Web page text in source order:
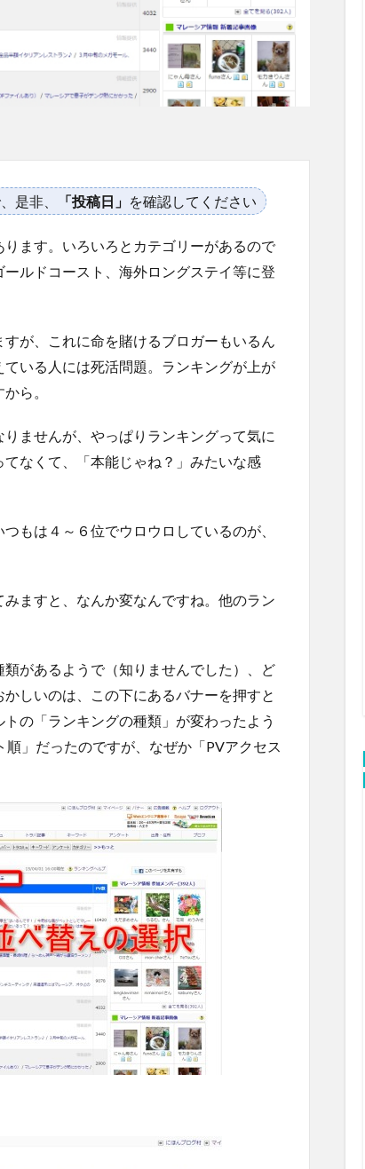
是非、 「投稿日」 を確認してください
ます。いろいろとカテゴリーがあるので
ルドコースト、海外ロングステイ等に登
が、これに命を賭けるブロガーもいるん
いる人には死活問題。ランキングが上が
ら。
ませんが、やっぱりランキングって気に
なくて、「本能じゃね？」みたいな感
もは４～６位でウロウロしているのが、
ますと、なんか変なんですね。他のラン
があるようで（知りませんでした）、ど
しいのは、この下にあるバナーを押すと
の「ランキングの種類」が変わったよう
」だったのですが、なぜか「PVアクセス